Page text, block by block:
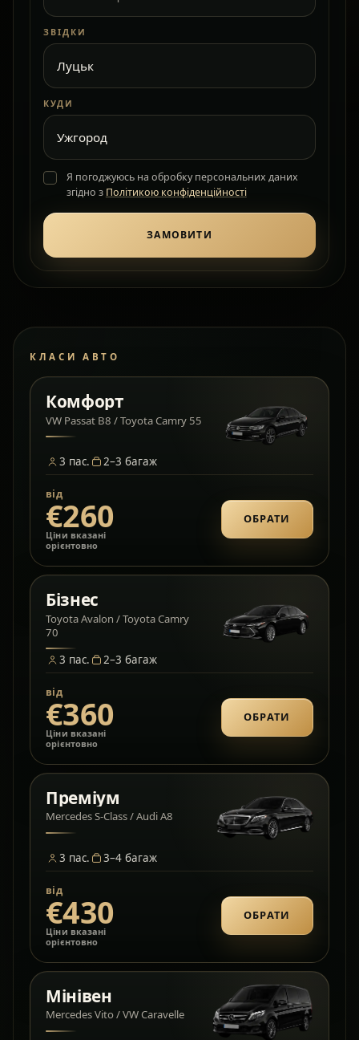
ЗВІДКИ
КУДИ
Я погоджуюсь на обробку персональних даних
згідно з Політикою конфіденційності
ЗАМОВИТИ
КЛАСИ АВТО
Комфорт
VW Passat B8 / Toyota Camry 55
3 пас. 2–3 багаж
від
€260
Ціни вказані
орієнтовно
ОБРАТИ
Бізнес
Toyota Avalon / Toyota Camry
70
3 пас. 2–3 багаж
від
€360
Ціни вказані
орієнтовно
ОБРАТИ
Преміум
Mercedes S-Class / Audi A8
3 пас. 3–4 багаж
від
€430
Ціни вказані
орієнтовно
ОБРАТИ
Мінівен
Mercedes Vito / VW Caravelle